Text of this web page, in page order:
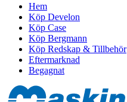
Hem
Köp Develon
Köp Case
Köp Bergmann
Köp Redskap & Tillbehör
Eftermarknad
Begagnat